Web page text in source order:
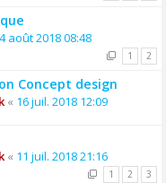
août 2018 08:48
1 2
Concept design
« 16 juil. 2018 12:09
« 11 juil. 2018 21:16
1 2 3